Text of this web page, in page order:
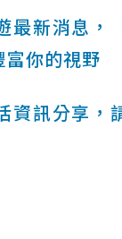
最新消息，
你的視野
資訊分享，